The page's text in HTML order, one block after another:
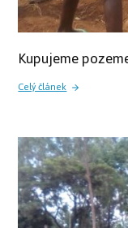
Kupujeme
Celý článek